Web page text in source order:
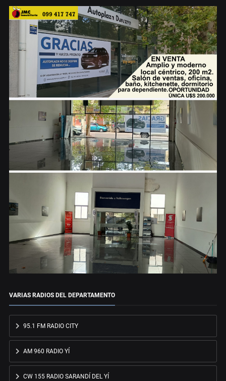
VARIAS RADIOS DEL DEPARTAMENTO
95.1 FM RADIO CITY
AM 960 RADIO YÍ
CW 155 RADIO SARANDÍ DEL YÍ